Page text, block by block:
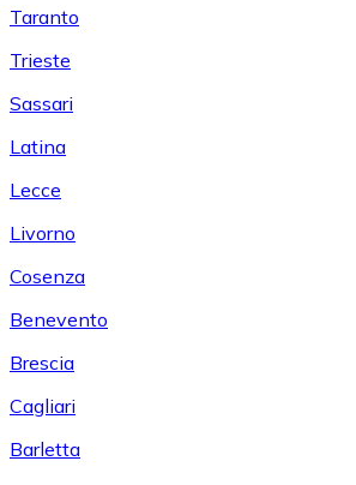
Taranto
Trieste
Sassari
Latina
Lecce
Livorno
Cosenza
Benevento
Brescia
Cagliari
Barletta